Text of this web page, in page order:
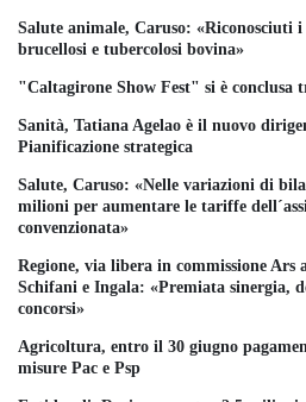
Salute animale, Caruso: «Riconosciuti
brucellosi e tubercolosi bovina»
"Caltagirone Show Fest" si è conclusa
Sanità, Tatiana Agelao è il nuovo
Pianificazione strategica
Salute, Caruso: «Nelle variazioni di
milioni per aumentare le tariffe
convenzionata»
Regione, via libera in commissione
Schifani e Ingala: «Premiata sinergia,
concorsi»
Agricoltura, entro il 30 giugno
misure Pac e Psp